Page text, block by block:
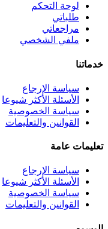
لوحة التحكم
طلباتي
مراجعاتي
ملفي الشخصي
خدماتنا
سياسة الإرجاع
الأسئلة الأكثر شيوعا
سياسة الخصوصية
القوانين والتعليمات
تعليمات عامة
سياسة الإرجاع
الأسئلة الأكثر شيوعا
سياسة الخصوصية
القوانين والتعليمات